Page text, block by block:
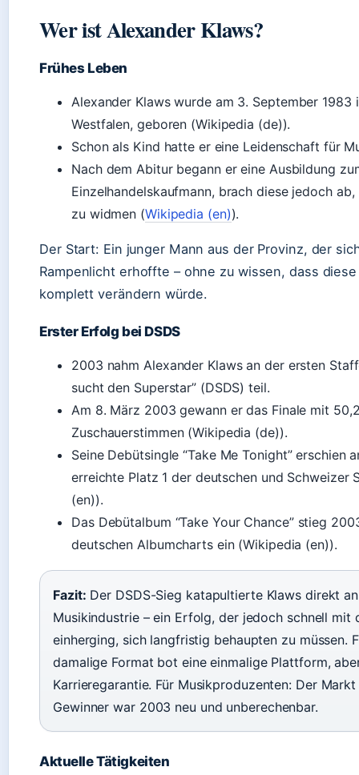
Wer ist Alexander Klaws?
Frühes Leben
Alexander Klaws wurde am 3. September 1983
Westfalen, geboren (Wikipedia (de)).
Schon als Kind hatte er eine Leidenschaft für
Nach dem Abitur begann er eine Ausbildung
Einzelhandelskaufmann, brach diese jedoch
zu widmen (Wikipedia (en)).
Der Start: Ein junger Mann aus der Provinz, der
Rampenlicht erhoffte – ohne zu wissen, dass
komplett verändern würde.
Erster Erfolg bei DSDS
2003 nahm Alexander Klaws an der ersten
sucht den Superstar” (DSDS) teil.
Am 8. März 2003 gewann er das Finale mit
Zuschauerstimmen (Wikipedia (de)).
Seine Debütsingle “Take Me Tonight” erschien
erreichte Platz 1 der deutschen und Schweizer
(en)).
Das Debütalbum “Take Your Chance” stieg
deutschen Albumcharts ein (Wikipedia (en)).
Fazit: Der DSDS-Sieg katapultierte Klaws direkt
Musikindustrie – ein Erfolg, der jedoch schnell mit
einherging, sich langfristig behaupten zu müssen.
damalige Format bot eine einmalige Plattform,
Karrieregarantie. Für Musikproduzenten: Der
Gewinner war 2003 neu und unberechenbar.
Aktuelle Tätigkeiten